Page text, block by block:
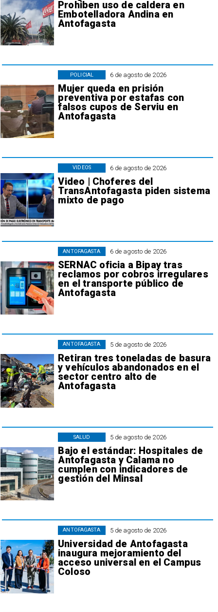
Prohiben uso de caldera en
Embotelladora Andina en
Antofagasta
6 de agosto de 2026
Mujer queda en prisión
preventiva por estafas con
falsos cupos de Serviu en
Antofagasta
POLICIAL
6 de agosto de 2026
Video | Choferes del
TransAntofagasta piden sistema
mixto de pago
VIDEOS
6 de agosto de 2026
SERNAC oficia a Bipay tras
reclamos por cobros irregulares
en el transporte público de
Antofagasta
ANTOFAGASTA
5 de agosto de 2026
Retiran tres toneladas de basura
y vehículos abandonados en el
sector centro alto de
Antofagasta
ANTOFAGASTA
5 de agosto de 2026
Bajo el estándar: Hospitales de
Antofagasta y Calama no
cumplen con indicadores de
gestión del Minsal
SALUD
5 de agosto de 2026
Universidad de Antofagasta
inaugura mejoramiento del
acceso universal en el Campus
Coloso
ANTOFAGASTA